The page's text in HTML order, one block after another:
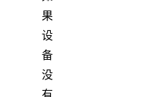
果
设
备
没